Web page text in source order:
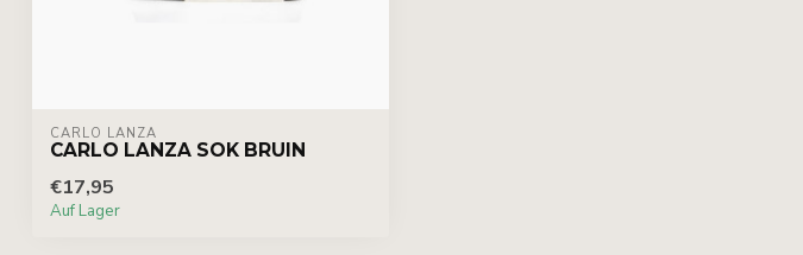
CARLO LANZA
CARLO LANZA SOK BRUIN
€17,95
Auf Lager